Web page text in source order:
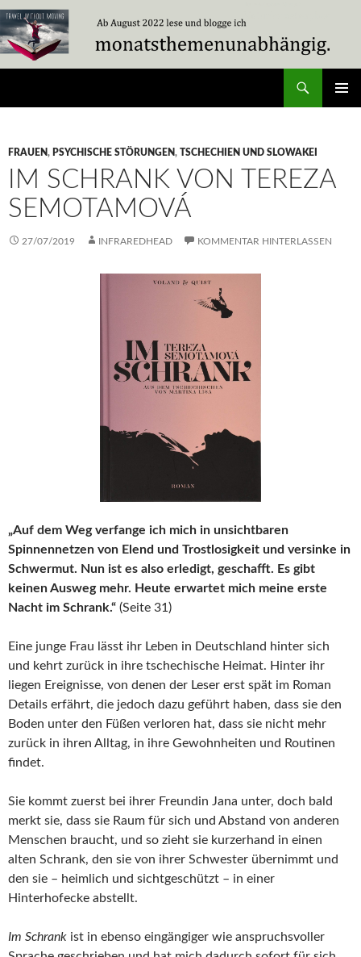
Zum
Inhalt
springen
FRAUEN, PSYCHISCHE STÖRUNGEN, TSCHECHIEN UND SLOWAKEI
IM SCHRANK VON TEREZA
SEMOTAMOVÁ
27/07/2019 INFRAREDHEAD KOMMENTAR HINTERLASSEN
„Auf dem Weg verfange ich mich in unsichtbaren
Spinnennetzen von Elend und Trostlosigkeit und versinke in
Schwermut. Nun ist es also erledigt, geschafft. Es gibt
keinen Ausweg mehr. Heute erwartet mich meine erste
Nacht im Schrank.“ (Seite 31)
Eine junge Frau lässt ihr Leben in Deutschland hinter sich
und kehrt zurück in ihre tschechische Heimat. Hinter ihr
liegen Ereignisse, von denen der Leser erst spät im Roman
Details erfährt, die jedoch dazu geführt haben, dass sie den
Boden unter den Füßen verloren hat, dass sie nicht mehr
zurück in ihren Alltag, in ihre Gewohnheiten und Routinen
findet.
Sie kommt zuerst bei ihrer Freundin Jana unter, doch bald
merkt sie, dass sie Raum für sich und Abstand von anderen
Menschen braucht, und so zieht sie kurzerhand in einen
alten Schrank, den sie von ihrer Schwester übernimmt und
den sie – heimlich und sichtgeschützt – in einer
Hinterhofecke abstellt.
Im Schrank ist in ebenso eingängiger wie anspruchsvoller